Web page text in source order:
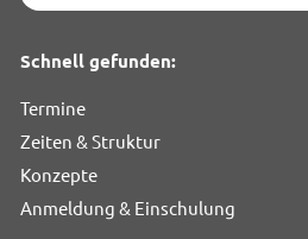
Schnell gefunden:
Termine
Zeiten & Struktur
Konzepte
Anmeldung & Einschulung